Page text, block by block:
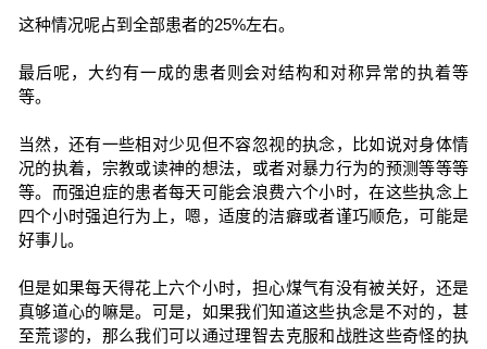
这种情况呢占到全部患者的25%左右。
最后呢，大约有一成的患者则会对结构和对称异常的执着等
等。
当然，还有一些相对少见但不容忽视的执念，比如说对身体情
况的执着，宗教或读神的想法，或者对暴力行为的预测等等等
等。而强迫症的患者每天可能会浪费六个小时，在这些执念上
四个小时强迫行为上，嗯，适度的洁癖或者谨巧顺危，可能是
好事儿。
但是如果每天得花上六个小时，担心煤气有没有被关好，还是
真够道心的嘛是。可是，如果我们知道这些执念是不对的，甚
至荒谬的，那么我们可以通过理智去克服和战胜这些奇怪的执